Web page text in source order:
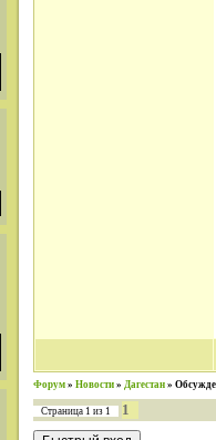
Форум » Новости » Дагестан »
Страница 1 из 1 1